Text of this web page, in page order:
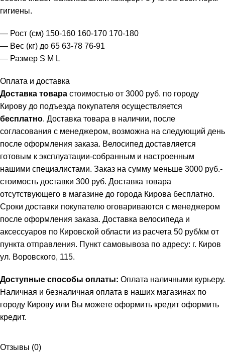
гигиены.
— Рост (см) 150-160 160-170 170-180
— Вес (кг) до 65 63-78 76-91
— Размер S M L
Оплата и доставка
Доставка товара стоимостью от 3000 руб. по городу
Кирову до подъезда покупателя осуществляется
бесплатно. Доставка товара в наличии, после
согласования с менеджером, возможна на следующий день
после оформления заказа. Велосипед доставляется
готовым к эксплуатации-собранным и настроенным
нашими специалистами. Заказ на сумму меньше 3000 руб.-
стоимость доставки 300 руб. Доставка товара
отсутствующего в магазине до города Кирова бесплатно.
Сроки доставки покупателю оговариваются с менеджером
после оформления заказа. Доставка велосипеда и
аксессуаров по Кировской области из расчета 50 руб/км от
пункта отправления. Пункт самовывоза по адресу: г. Киров
ул. Воровского, 115.
Доступные способы оплаты: Оплата наличными курьеру.
Наличная и безналичная оплата в наших магазинах по
городу Кирову или Вы можете оформить кредит оформить
кредит.
Отзывы (0)